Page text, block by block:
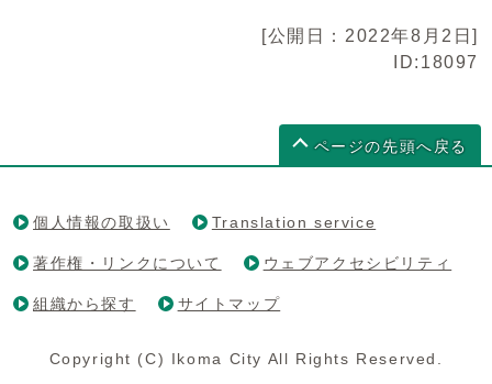
[公開日：2022年8月2日]
ID:18097
ページの先頭へ戻る
個人情報の取扱い Translation service
著作権・リンクについて ウェブアクセシビリティ
組織から探す サイトマップ
Copyright (C) Ikoma City All Rights Reserved.